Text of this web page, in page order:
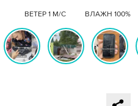
ВЕТЕР 1 М/С ВЛАЖН 100%